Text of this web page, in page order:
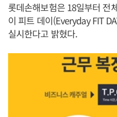
롯데손해보험은 18일부터 전
이 피트 데이(Everyday FIT
실시한다고 밝혔다.